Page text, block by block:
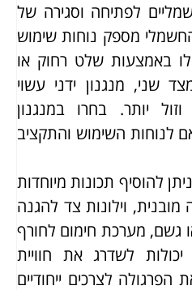
לפתיחה וסגירה של
מספק נוחות שימוש
באמצעות שלט רחוק או
שני, מנגנון ידני עשוי
יותר. בחרו במנגנון
לנוחות השימוש והתקציב
להוסיף תכונות מיוחדות
מובנית, וילונות צד להגנה
גשם, מערכת חימום לחורף
לשדרג את חוויית
לצרכים ייחודיים